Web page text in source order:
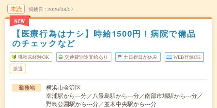
未読
NEW
掲載日 2026/08/07
【医療行為はナシ】時給1500円！病院で備品
のチェックなど
職種未経験OK 交通費別途支給あり 土日祝日が休み WEB登録OK
派遣
勤務地
横浜市金沢区
幸浦駅から---分／八景島駅から---分／南部市場駅から---分／
野島公園駅から---分／並木中央駅から---分